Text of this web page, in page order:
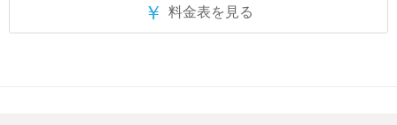
￥ 料金表を見る